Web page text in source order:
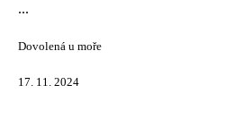
...
Dovolená u moře
17. 11. 2024